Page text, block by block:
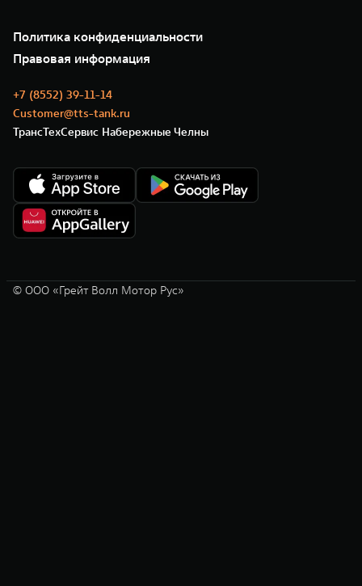
Сервис
Нулевое ТО
Моторные масла
GWM ТЕХ ДЕНЬ
Новости
Политика конфиденциальности
Правовая информация
+7 (8552) 39-11-14
Customer@tts-tank.ru
ТрансТехСервис Набережные Челны
© ООО «Грейт Волл Мотор Рус»